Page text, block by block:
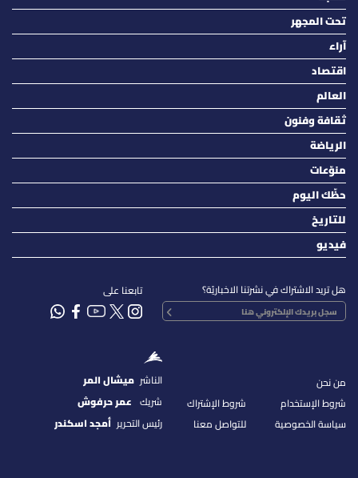
تحت المجهر
آراء
اقتصاد
العالم
ثقافة وفنون
الرياضة
منوّعات
حظّك اليوم
للتاريخ
فيديو
هل تريد الاشتراك في نشرتنا الاخباريّة؟ تابعنا على
من نحن
شروط الإستخدام
سياسة الخصوصية
شروط الإشتراك
للتواصل معنا
الناشر ميشال المر
شريك عمر حرفوش
رئيس التحرير أمجد اسكندر